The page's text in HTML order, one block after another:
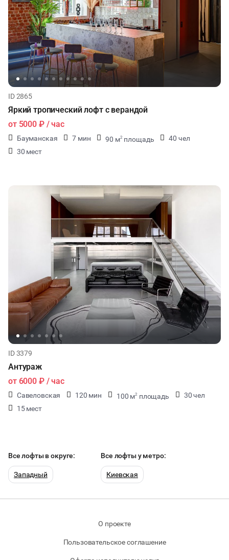
ID 2865
Яркий тропический лофт с верандой
от 5000 ₽/ час
Бауманская 7 мин 90 м2 площадь
40 чел
30 мест
ID 3379
Антураж
от 6000 ₽/ час
Савеловская 120 мин 100 м2 площадь
30 чел
15 мест
Все лофты в округе:
Западный
Все лофты у метро:
Киевская
О проекте
Пользовательское соглашение